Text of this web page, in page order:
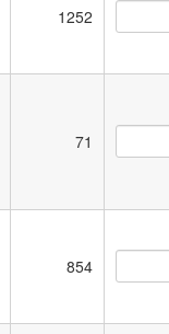
1252
71
854